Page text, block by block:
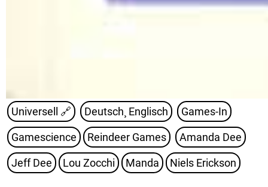
Universell 🔗 Deutsch¸ Englisch Games-In
Gamescience Reindeer Games Amanda Dee
Jeff Dee Lou Zocchi Manda Niels Erickson